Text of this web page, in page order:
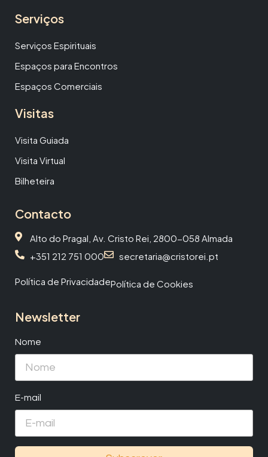
Serviços
Serviços Espirituais
Espaços para Encontros
Espaços Comerciais
Visitas
Visita Guiada
Visita Virtual
Bilheteira
Contacto
Alto do Pragal, Av. Cristo Rei, 2800-058 Almada
+351 212 751 000
secretaria@cristorei.pt
Política de PrivacidadePolítica de Cookies
Newsletter
Nome
E-mail